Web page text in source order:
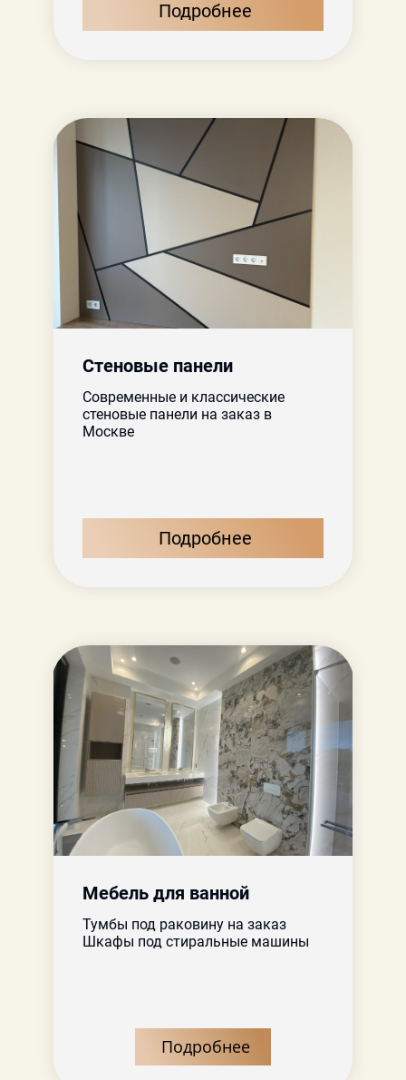
Подробнее
Стеновые панели
Современные и классические
стеновые панели на заказ в
Москве
Подробнее
Мебель для ванной
Тумбы под раковину на заказ
Шкафы под стиральные машины
Подробнее